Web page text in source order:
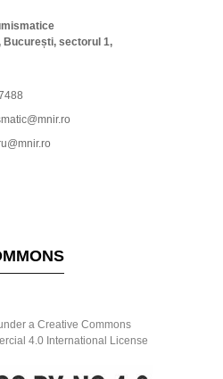
București, sectorul 1,
a Creative Commons
4.0 International License